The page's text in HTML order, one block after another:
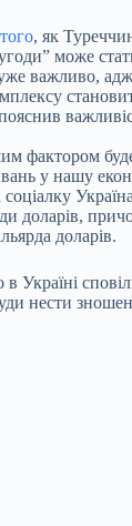
того, як
може
важливо,
фактором буде
у нашу
доларів,
доларів.
Україні
нести